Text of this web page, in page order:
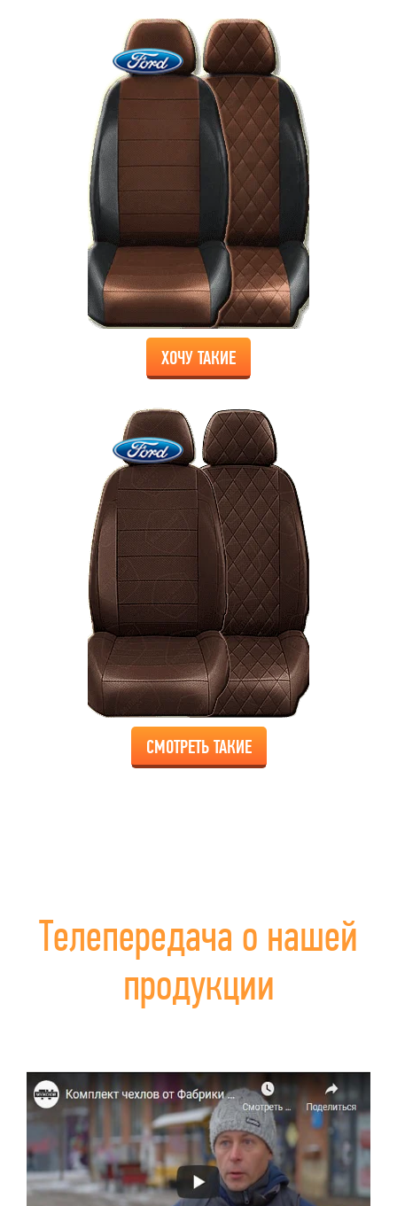
ХОЧУ ТАКИЕ
СМОТРЕТЬ ТАКИЕ
Телепередача о нашей
продукции